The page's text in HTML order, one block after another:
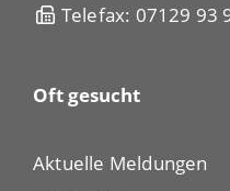
Telefax: 07129 93
Oft gesucht
Aktuelle Meldungen